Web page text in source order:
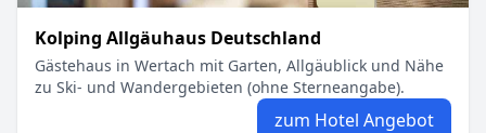
Kolping Allgäuhaus Deutschland
Gästehaus in Wertach mit Garten, Allgäublick und Nähe
zu Ski- und Wandergebieten (ohne Sterneangabe).
zum Hotel Angebot